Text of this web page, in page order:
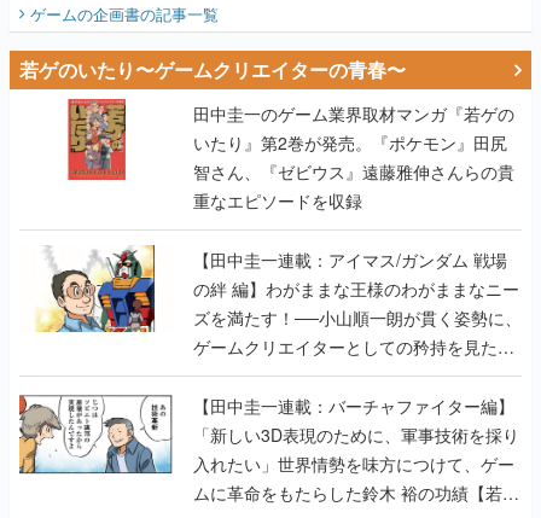
ゲームの企画書の記事一覧
若ゲのいたり〜ゲームクリエイターの青春〜
田中圭一のゲーム業界取材マンガ『若ゲの
いたり』第2巻が発売。『ポケモン』田尻
智さん、『ゼビウス』遠藤雅伸さんらの貴
重なエピソードを収録
【田中圭一連載：アイマス/ガンダム 戦場
の絆 編】わがままな王様のわがままなニー
ズを満たす！──小山順一朗が貫く姿勢に、
ゲームクリエイターとしての矜持を見た
【若ゲのいたり最終回】
【田中圭一連載：バーチャファイター編】
「新しい3D表現のために、軍事技術を採り
入れたい」世界情勢を味方につけて、ゲー
ムに革命をもたらした鈴木 裕の功績【若ゲ